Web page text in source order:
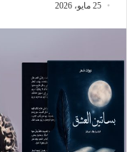
25 مايو، 2026